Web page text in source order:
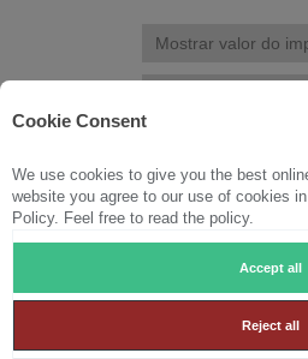
Cookie Consent
We use cookies to give you the best
website you agree to our use of cookies
Policy. Feel free to read the policy.
Accept all
Reject all
REGISTRAR ENTRAR
CARRINHO DE